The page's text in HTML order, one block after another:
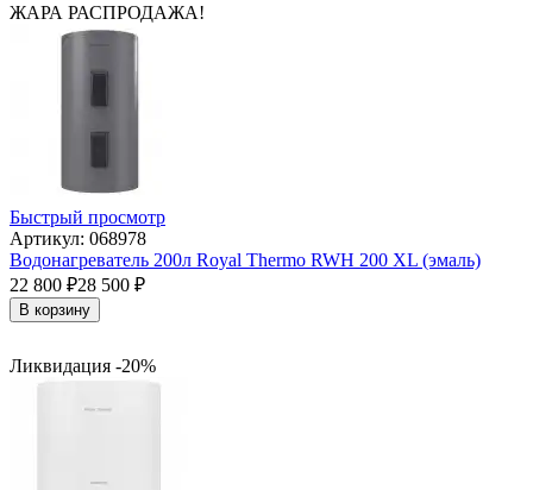
ЖАРА РАСПРОДАЖА!
Быстрый просмотр
Артикул: 068978
Водонагреватель 200л Royal Thermo RWH 200 XL (эмаль)
22 800 ₽28 500 ₽
В корзину
Ликвидация -20%